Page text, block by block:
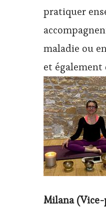
pratiquer
maladie ou
et également
Milana